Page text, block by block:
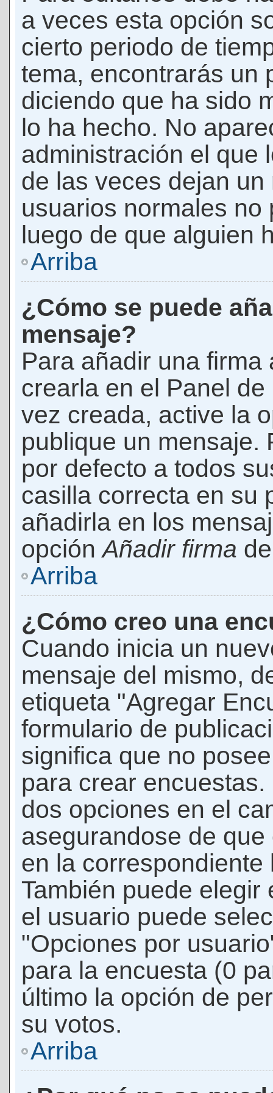
a veces esta opción
cierto periodo de
tema, encontrarás un
diciendo que ha sido
lo ha hecho. No
administración el que
de las veces dejan
usuarios normales
luego de que alguien
Arriba
¿Cómo se puede
mensaje?
Para añadir una
crearla en el Panel
vez creada, active la
publique un mensaje.
por defecto a todos
casilla correcta en su
añadirla en los
opciónAñadir firma
Arriba
¿Cómo creo una
Cuando inicia un
mensaje del mismo,
etiqueta "Agregar
formulario de
significa que no
para crear
dos opciones en el
asegurandose de
en la
También puede
el usuario puede
"Opciones por
para la encuesta (0
último la opción de
su votos.
Arriba